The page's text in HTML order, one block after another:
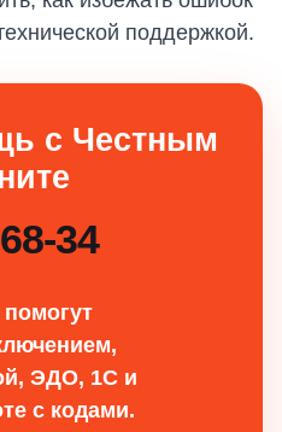
поддержкой.
с Честным
34
ЭДО, 1С и
с кодами.